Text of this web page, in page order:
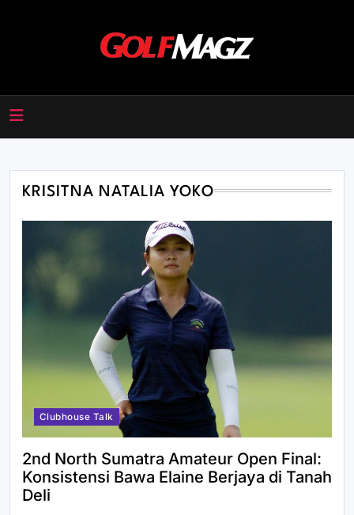
KRISITNA NATALIA YOKO
Clubhouse Talk
2nd North Sumatra Amateur Open Final:
Konsistensi Bawa Elaine Berjaya di Tanah
Deli